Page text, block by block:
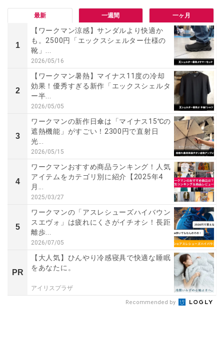
最新 一週間 一ヶ月
1
【ワークマン涼感】サンダルより快適か
も。2500円「エックスシェルター仕様の
靴」...
2026/05/16
2
【ワークマン暑熱】マイナス11度の冷却
効果！優秀すぎる新作「エックスシェルタ
ー半...
2026/05/05
3
ワークマンの新作日傘は「マイナス15℃の
遮熱機能」がすごい！2300円で直射日
光...
2026/05/15
4
ワークマンおすすめ商品ランキング！人気
アイテムをカテゴリ別に紹介【2025年4
月...
2025/03/27
5
ワークマンの「アスレシューズハイバウン
スエヴォ」は疲れにくさがイチオシ！長距
離歩...
2026/07/05
PR
【大人気】ひんやり冷感寝具で快適な睡眠
をあなたに。
アイリスプラザ
Recommended by